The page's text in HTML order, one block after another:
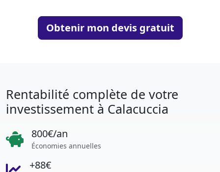
Obtenir mon devis gratuit
Rentabilité complète de votre
investissement à Calacuccia
800€/an
Économies annuelles
+88€